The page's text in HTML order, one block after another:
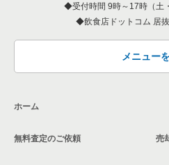
受付時間 9時～17時（土
飲食店ドットコム 居
メニュー
ホーム
無料査定のご依頼 売